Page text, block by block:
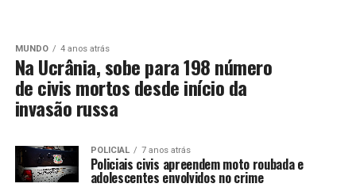
MUNDO 4 anos atrás
Na Ucrânia, sobe para 198 número
de civis mortos desde início da
invasão russa
POLICIAL 7 anos atrás
Policiais civis apreendem moto roubada e
adolescentes envolvidos no crime